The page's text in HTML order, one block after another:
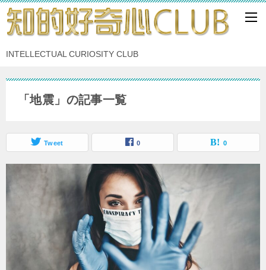
INTELLECTUAL CURIOSITY CLUB
「地震」の記事一覧
Tweet 0 0